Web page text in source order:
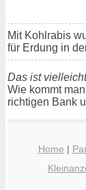
Mit Kohlrabis
für Erdung in
Das ist
Wie kommt
richtigen Bank
Home |